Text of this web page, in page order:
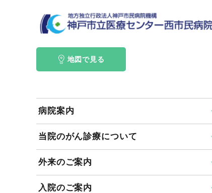
地図で見る
病院案内
当院のがん診療について
外来のご案内
入院のご案内